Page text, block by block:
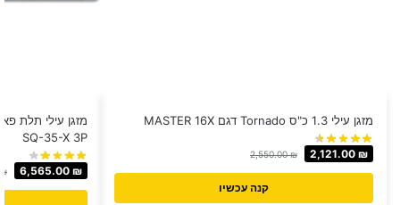
מזגן עילי 1.3 כ"ס Tornado דגם MASTER 16X
2,550.00₪ 2,121.00 ₪
קנה עכשיו
SQ-35-X 3P
₪ 6,565.00 ₪